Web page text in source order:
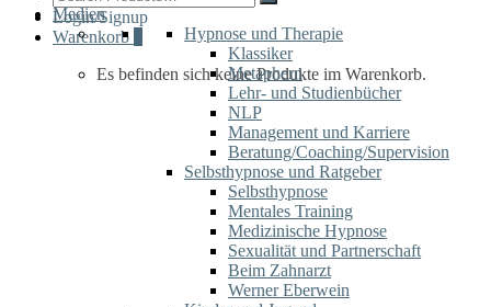
for:
Login/Signup
Warenkorb
Es befinden sich keine Produkte im Warenkorb.
Medien
Hypnose und Therapie
Klassiker
Metaphern
Lehr- und Studienbücher
NLP
Management und Karriere
Beratung/Coaching/Supervision
Selbsthypnose und Ratgeber
Selbsthypnose
Mentales Training
Medizinische Hypnose
Sexualität und Partnerschaft
Beim Zahnarzt
Werner Eberwein